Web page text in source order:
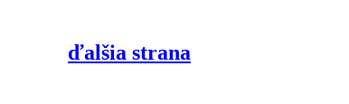
ďalšia strana